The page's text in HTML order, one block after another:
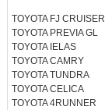
TOYOTA FJ CRUISER
TOYOTA PREVIA GL
TOYOTA IELAS
TOYOTA CAMRY
TOYOTA TUNDRA
TOYOTA CELICA
TOYOTA 4RUNNER